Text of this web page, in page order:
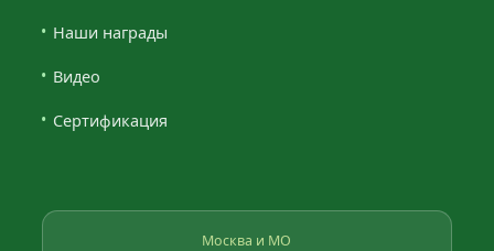
Наши награды
Видео
Сертификация
Москва и МО